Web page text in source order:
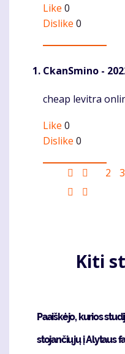
Like 0
Dislike 0
CkanSmino -
Komentaras
cheap levitra
Like 0
Dislike 0
Pagination
First
page
2 3
Sekantis
Kiti
Paaiškėjo, kurios
stojančiųjų į Alytaus